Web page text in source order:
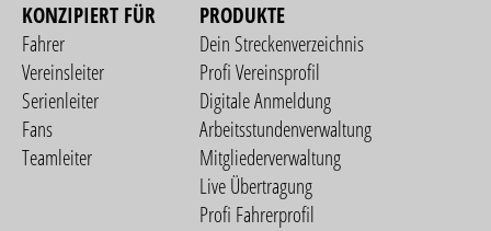
KONZIPIERT FÜR
Fahrer
Vereinsleiter
Serienleiter
Fans
Teamleiter
PRODUKTE
Dein Streckenverzeichnis
Profi Vereinsprofil
Digitale Anmeldung
Arbeitsstundenverwaltung
Mitgliederverwaltung
Live Übertragung
Profi Fahrerprofil